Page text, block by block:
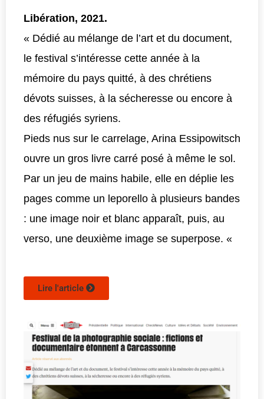
Libération, 2021.
« Dédié au mélange de l’art et du document,
le festival s’intéresse cette année à la
mémoire du pays quitté, à des chrétiens
dévots suisses, à la sécheresse ou encore à
des réfugiés syriens.
Pieds nus sur le carrelage, Arina Essipowitsch
ouvre un gros livre carré posé à même le sol.
Par un jeu de mains habile, elle en déplie les
pages comme un leporello à plusieurs bandes
: une image noir et blanc apparaît, puis, au
verso, une deuxième image se superpose. «
Lire l'article